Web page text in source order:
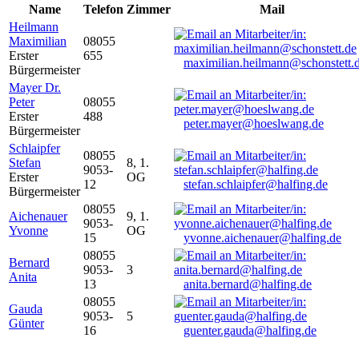
Name
Telefon Zimmer
Mail
Heilmann
Maximilian
Erster
Bürgermeister
08055
655
Mayer Dr.
Peter
Erster
Bürgermeister
08055
488
peter.mayer@hoeslwang.de
Schlaipfer
Stefan
Erster
Bürgermeister
08055
9053-
12
8, 1.
OG
stefan.schlaipfer@halfing.de
Aichenauer
Yvonne
08055
9053-
15
9, 1.
OG
yvonne.aichenauer@halfing.de
Bernard
Anita
08055
9053-
13
3
anita.bernard@halfing.de
Gauda
Günter
08055
9053-
16
5
guenter.gauda@halfing.de